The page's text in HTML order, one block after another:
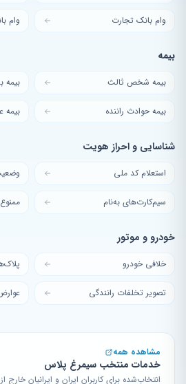
وام بانک تجارت وام
بیمه
بیمه شخص ثالث بیمه
بیمه حوادث راننده بیمه
شناسایی و احراز هویت
استعلام کد ملی
سیم‌کارت‌های به‌نام
خودرو و موتور
خلافی خودرو
تصویر تخلفات رانندگی
مشاهده همه
خدمات منتخب سیمرغ پلاس
انتخاب‌شده برای کاربران ایران و ایرانیان خارج